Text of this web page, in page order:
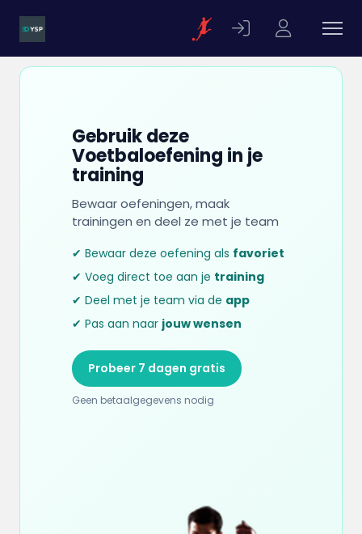
Gebruik deze
Voetbaloefening in je
training
Bewaar oefeningen, maak
trainingen en deel ze met je team
✔ Bewaar deze oefening als favoriet
✔ Voeg direct toe aan je training
✔ Deel met je team via de app
✔ Pas aan naar jouw wensen
Probeer 7 dagen gratis
Geen betaalgegevens nodig